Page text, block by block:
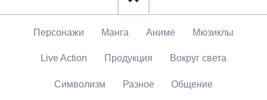
Пропустить
Персонажи Манга Аниме Мюзиклы
Live Action Продукция Вокруг света
Символизм Разное Общение